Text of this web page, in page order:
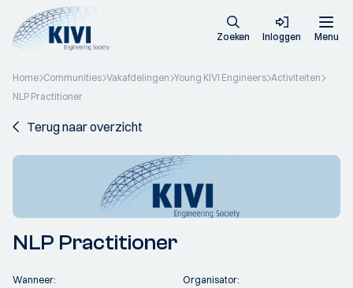
Zoeken Inloggen Menu
Home Communities Vakafdelingen Young KIVI Engineers Activiteiten
NLP Practitioner
Terug naar overzicht
NLP Practitioner
Wanneer: Organisator: